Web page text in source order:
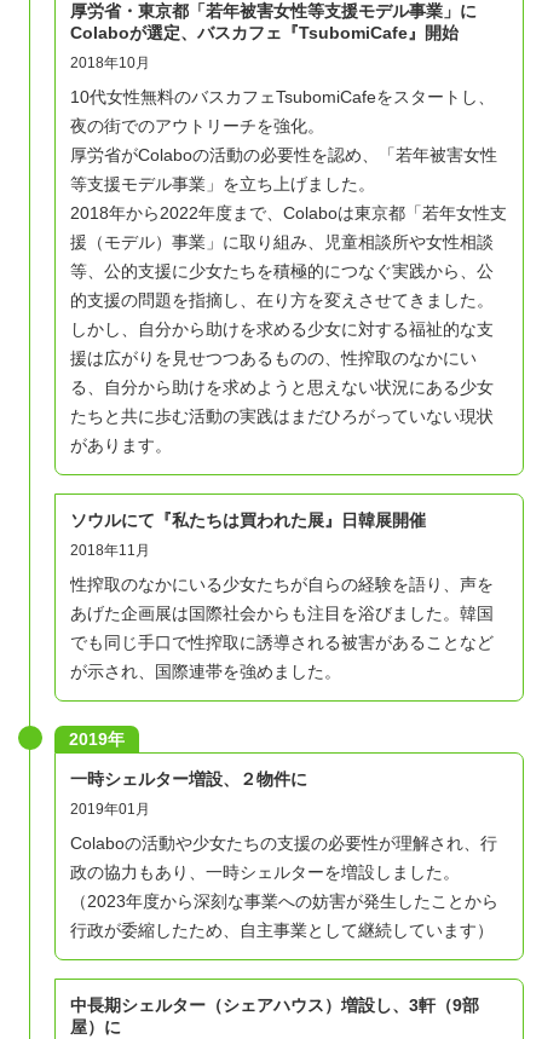
厚労省・東京都「若年被害女性等支援モデル事業」に
Colaboが選定、バスカフェ『TsubomiCafe』開始
2018年10月
10代女性無料のバスカフェTsubomiCafeをスタートし、
夜の街でのアウトリーチを強化。
厚労省がColaboの活動の必要性を認め、「若年被害女性
等支援モデル事業」を立ち上げました。
2018年から2022年度まで、Colaboは東京都「若年女性支
援（モデル）事業」に取り組み、児童相談所や女性相談
等、公的支援に少女たちを積極的につなぐ実践から、公
的支援の問題を指摘し、在り方を変えさせてきました。
しかし、自分から助けを求める少女に対する福祉的な支
援は広がりを見せつつあるものの、性搾取のなかにい
る、自分から助けを求めようと思えない状況にある少女
たちと共に歩む活動の実践はまだひろがっていない現状
があります。
ソウルにて『私たちは買われた展』日韓展開催
2018年11月
性搾取のなかにいる少女たちが自らの経験を語り、声を
あげた企画展は国際社会からも注目を浴びました。韓国
でも同じ手口で性搾取に誘導される被害があることなど
が示され、国際連帯を強めました。
2019年
一時シェルター増設、２物件に
2019年01月
Colaboの活動や少女たちの支援の必要性が理解され、行
政の協力もあり、一時シェルターを増設しました。
（2023年度から深刻な事業への妨害が発生したことから
行政が委縮したため、自主事業として継続しています）
中長期シェルター（シェアハウス）増設し、3軒（9部
屋）に